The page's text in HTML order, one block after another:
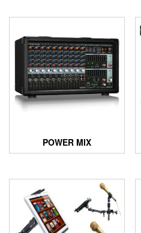
POWER MIX